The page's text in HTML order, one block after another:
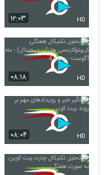
۱۲:۰۳ HD
۰۸:۱۸ HD
۰۸:۰۴ HD